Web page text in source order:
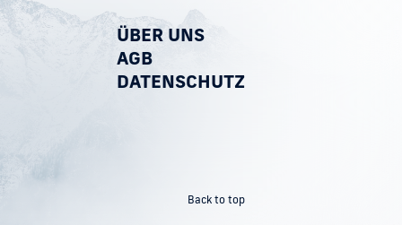
ÜBER UNS
AGB
DATENSCHUTZ
Back to top